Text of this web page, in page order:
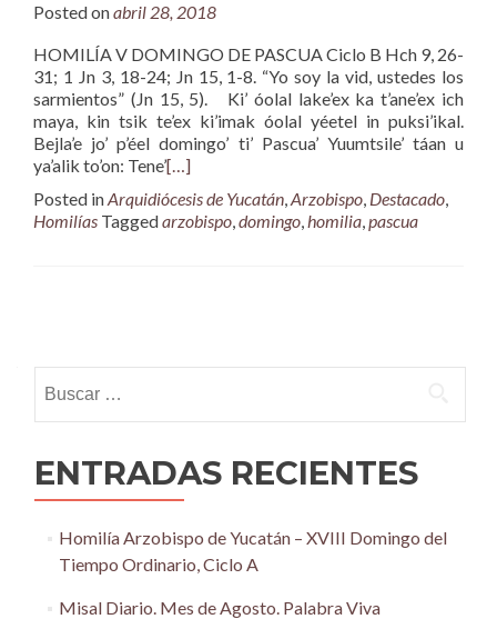
Posted onabril 28, 2018
HOMILÍA V DOMINGO DE PASCUA Ciclo B Hch 9, 26-
31; 1 Jn 3, 18-24; Jn 15, 1-8. “Yo soy la vid, ustedes los
sarmientos” (Jn 15, 5). Ki’ óolal lake’ex ka t’ane’ex ich
maya, kin tsik te’ex ki’imak óolal yéetel in puksi’ikal.
Bejla’e jo’ p’éel domingo’ ti’ Pascua’ Yuumtsile’ táan u
ya’alik to’on: Tene’[…]
Posted inArquidiócesis de Yucatán,Arzobispo, Destacado,
Homilías Taggedarzobispo,domingo,homilia,pascua
navigation
ENTRADAS RECIENTES
Homilía Arzobispo de Yucatán – XVIII Domingo del
Tiempo Ordinario, Ciclo A
Misal Diario. Mes de Agosto. Palabra Viva